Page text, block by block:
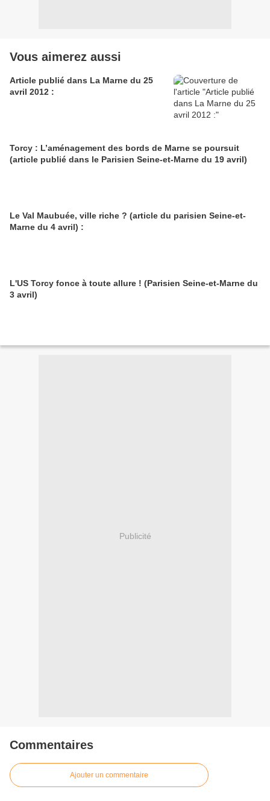
Vous aimerez aussi
Article publié dans La Marne du 25
avril 2012 :
Torcy : L’aménagement des bords de Marne se poursuit
(article publié dans le Parisien Seine-et-Marne du 19 avril)
Le Val Maubuée, ville riche ? (article du parisien Seine-et-
Marne du 4 avril) :
L'US Torcy fonce à toute allure ! (Parisien Seine-et-Marne du
3 avril)
Publicité
Commentaires
Ajouter un commentaire